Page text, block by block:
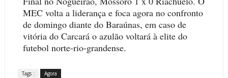
MEC volta a liderança e foca agora no confronto
de domingo diante do Baraúnas, em caso de
vitória do Carcará o azulão voltará à elite do
futebol norte-rio-grandense.
Tags : Agora